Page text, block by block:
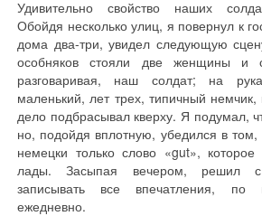
Удивительно свойство наших
Обойдя несколько улиц, я повернул к
дома два-три, увидел следующую
особняков стояли две женщины и
разговаривая, наш солдат; на
маленький, лет трех, типичный немчик,
дело подбрасывал кверху. Я подумал,
но, подойдя вплотную, убедился в том,
немецки только слово «gut»,
лады. Засыпая вечером, решил с
записывать все впечатления, по
ежедневно.